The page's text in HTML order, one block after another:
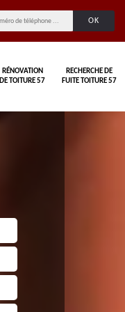
RÉNOVATION
DE TOITURE 57
RECHERCHE DE
FUITE TOITURE 57